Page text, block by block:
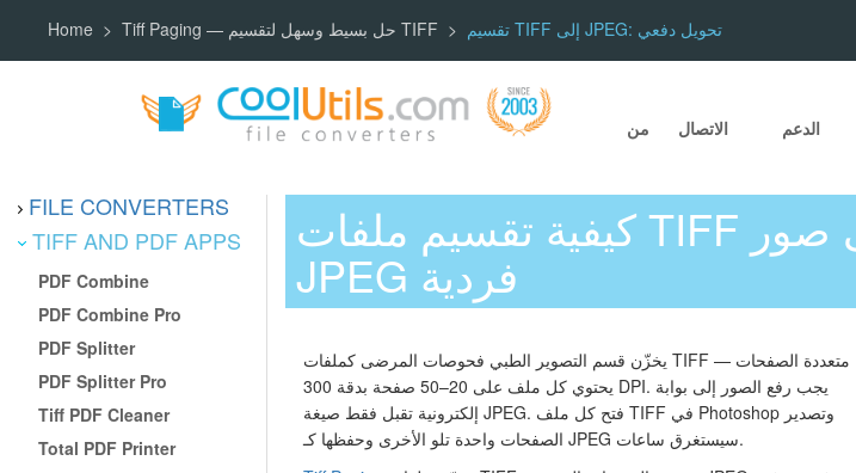
Home Tiff Paging — حل بسيط وسهل لتقسيم TIFF تقسيم TIFF إلى JPEG: تحويل دفعي
الدعم الاتصال
من
FILE CONVERTERS
TIFF AND PDF APPS
PDF Combine
PDF Combine Pro
PDF Splitter
PDF Splitter Pro
Tiff PDF Cleaner
Total PDF Printer
كيفية تقسيم ملفات TIFF متعددة الصفحات إلى صور
JPEG فردية
يخزّن قسم التصوير الطبي فحوصات المرضى كملفات TIFF متعددة الصفحات —
يحتوي كل ملف على 20–50 صفحة بدقة 300 DPI. يجب رفع الصور إلى بوابة
إلكترونية تقبل فقط صيغة JPEG. فتح كل ملف TIFF في Photoshop وتصدير
الصفحات واحدة تلو الأخرى وحفظها كـ JPEG سيستغرق ساعات.